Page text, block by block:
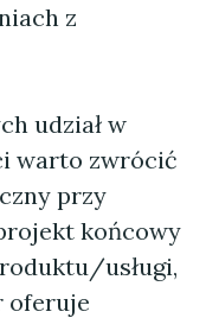
z
udział w
warto zwrócić
przy
końcowy
usługi,
oferuje